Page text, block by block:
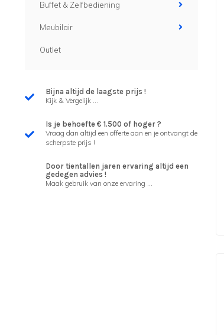
Buffet & Zelfbediening
Meubilair
Outlet
Bijna altijd de laagste prijs !
Kijk & Vergelijk ...
Is je behoefte € 1.500 of hoger ?
Vraag dan altijd een offerte aan en je ontvangt de
scherpste prijs !
Door tientallen jaren ervaring altijd een
gedegen advies !
Maak gebruik van onze ervaring ...